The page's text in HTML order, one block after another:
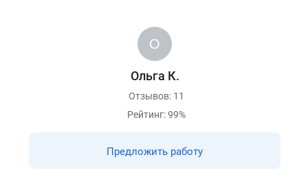
Ольга К.
Отзывов: 11
Рейтинг: 99%
Предложить работу